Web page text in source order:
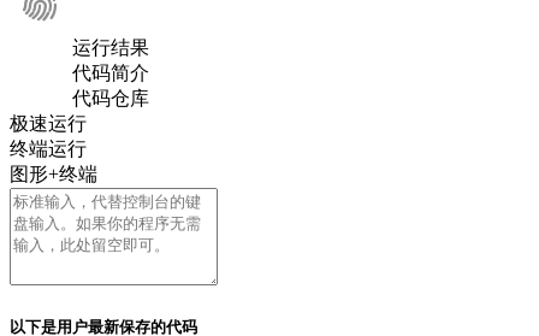
运行结果
代码简介
代码仓库
极速运行
终端运行
图形+终端
以下是用户最新保存的代码